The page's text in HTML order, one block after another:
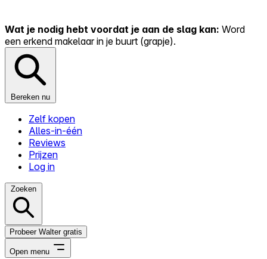
Wat je nodig hebt voordat je aan de slag kan: Word
een erkend makelaar in je buurt (grapje).
Bereken nu
Zelf kopen
Alles-in-één
Reviews
Prijzen
Log in
Zoeken
Probeer Walter gratis
Open menu